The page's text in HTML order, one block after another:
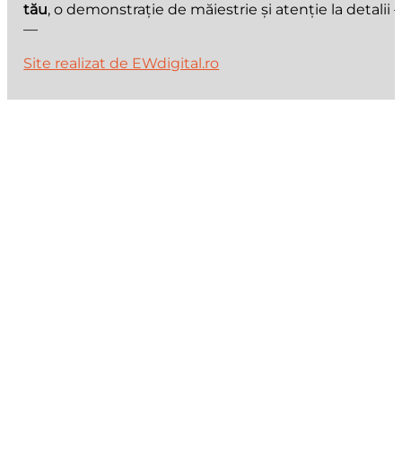
tău, o demonstrație de măiestrie și atenție la
—
Site realizat de EWdigital.ro